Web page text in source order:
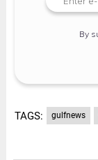
By
TAGS: gulfnews